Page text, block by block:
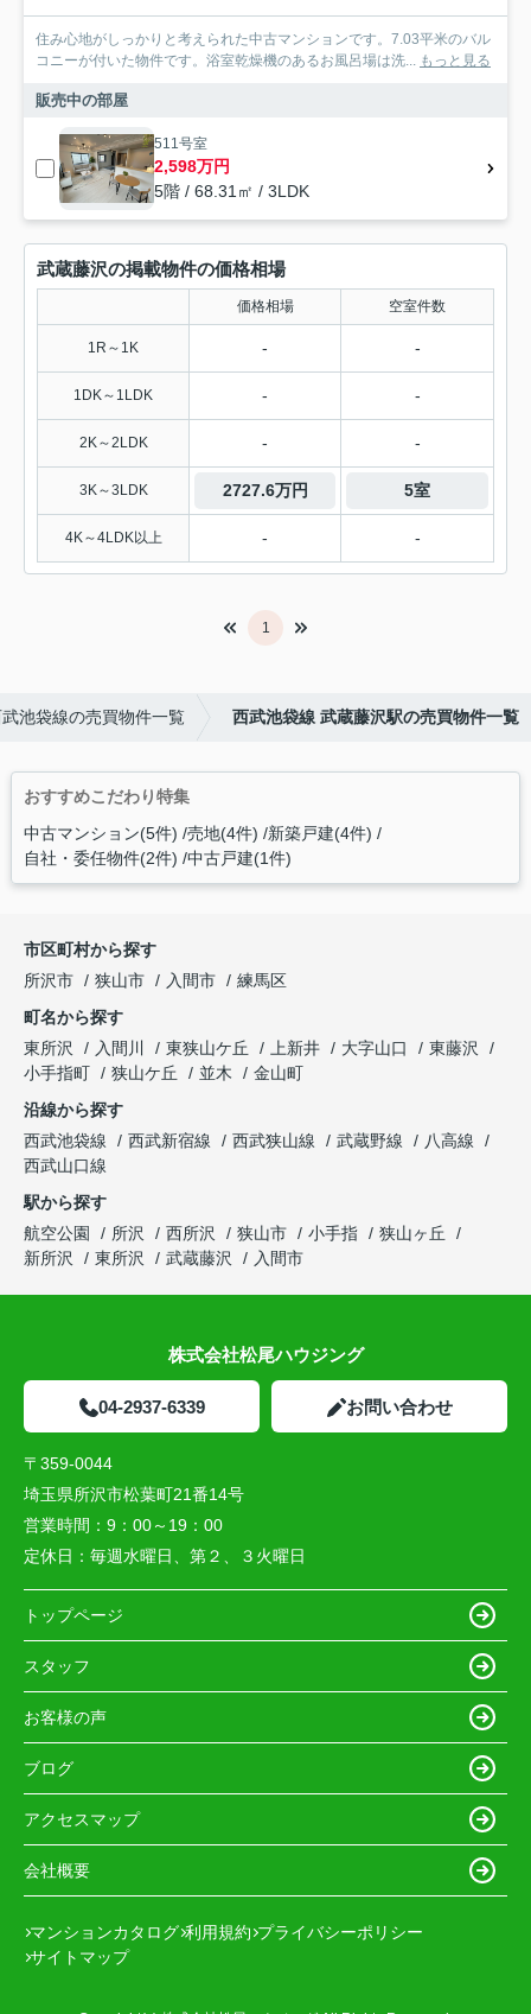
住み心地がしっかりと考えられた中古マンションです。7.03平米のバル
コニーが付いた物件です。浴室乾燥機のあるお風呂場は洗... もっと見る
販売中の部屋
511号室
2,598万円
5階 / 68.31㎡ / 3LDK
武蔵藤沢の掲載物件の価格相場
価格相場 空室件数
1R～1K - -
1DK～1LDK - -
2K～2LDK - -
3K～3LDK 2727.6万円 5室
4K～4LDK以上 - -
1
池袋線の売買物件一覧 西武池袋線 武蔵藤沢駅の売買物件一覧
おすすめこだわり特集
中古マンション(5件) 売地(4件) 新築戸建(4件)
自社・委任物件(2件) 中古戸建(1件)
市区町村から探す
所沢市
狭山市 入間市
練馬区
町名から探す
東所沢
入間川 東狭山ケ丘 上新井 大字山口
東藤沢
小手指町
狭山ケ丘 並木
金山町
沿線から探す
西武池袋線
西武新宿線 西武狭山線 武蔵野線
八高線
西武山口線
駅から探す
航空公園
所沢 西所沢 狭山市 小手指
狭山ヶ丘
新所沢
東所沢 武蔵藤沢 入間市
株式会社松尾ハウジング
04-2937-6339 お問い合わせ
〒359-0044
埼玉県所沢市松葉町21番14号
営業時間： 9：00～19：00
定休日： 毎週水曜日、第２、３火曜日
トップページ
スタッフ
お客様の声
ブログ
アクセスマップ
会社概要
マンションカタログ 利用規約 プライバシーポリシー
サイトマップ